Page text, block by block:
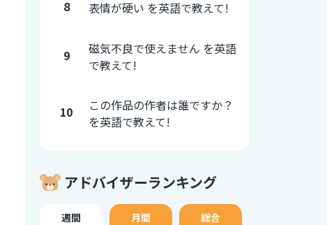
8 表情が硬い を英語で教えて!
9
磁気不良で使えません を英語
で教えて!
10
この作品の作者は誰ですか？
を英語で教えて!
アドバイザーランキング
週間 月間 総合